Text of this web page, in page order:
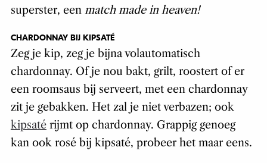
superster, een match made in heaven!
CHARDONNAY BIJ KIPSATÉ
Zeg je kip, zeg je bijna volautomatisch
chardonnay. Of je nou bakt, grilt, roostert of er
een roomsaus bij serveert, met een chardonnay
zit je gebakken. Het zal je niet verbazen; ook
kipsatérijmt op chardonnay. Grappig genoeg
kan ook rosé bij kipsaté, probeer het maar eens.